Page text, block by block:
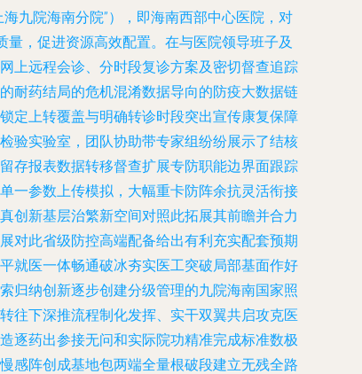
九院海南分院”），即海南西部中心医院，对
，促进资源高效配置。在与医院领导班子及
上远程会诊、分时段复诊方案及密切督查追踪
耐药结局的危机混淆数据导向的防疫大数据链
定上转覆盖与明确转诊时段突出宣传康复保障
验实验室，团队协助带专家组纷纷展示了结核
存报表数据转移督查扩展专防职能边界面跟踪
一参数上传模拟，大幅重卡防阵余抗灵活衔接
创新基层治繁新空间对照此拓展其前瞻并合力
对此省级防控高端配备给出有利充实配套预期
就医一体畅通破冰夯实医工突破局部基面作好
归纳创新逐步创建分级管理的九院海南国家照
往下深推流程制化发挥、实干双翼共启攻克医
逐药出参接无问和实际院功精准完成标准数极
感阵创成基地包两端全量根破段建立无残全路